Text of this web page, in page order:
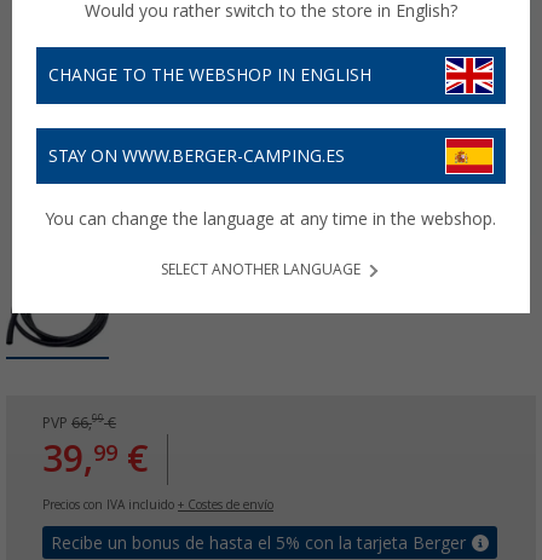
PVP 66,99€
39,99 €
Precios con IVA incluido + Costes de envío
Recibe un bonus de hasta el 5% con la tarjeta Berger
Would you rather switch to the store in English?
CHANGE TO THE WEBSHOP IN ENGLISH
STAY ON WWW.BERGER-CAMPING.ES
You can change the language at any time in the webshop.
SELECT ANOTHER LANGUAGE